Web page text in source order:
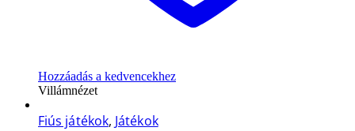
Hozzáadás a kedvencekhez
Villámnézet
Fiús játékok, Játékok